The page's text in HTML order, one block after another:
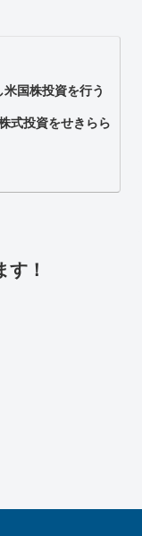
国株投資を行う
式投資をせきらら
！